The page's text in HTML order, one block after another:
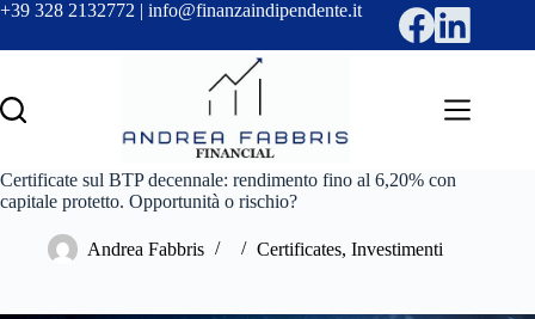
Salta
contenuto
+39 328 2132772 | info@finanzaindipendente.it
Certificate sul BTP decennale: rendimento fino al 6,20% con
capitale protetto. Opportunità o rischio?
Andrea Fabbris Certificates, Investimenti